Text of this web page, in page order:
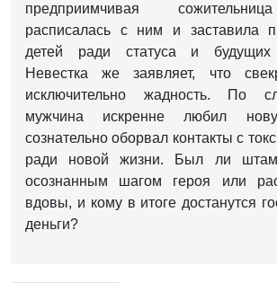
предприимчивая
расписалась с ним и заставила
детей ради статуса и будущих
Невестка же заявляет, что
исключительно жадность. По
мужчина искренне любил
сознательно оборвал контакты с
ради новой жизни. Был ли
осознанным шагом героя или
вдовы, и кому в итоге достанутся
деньги?